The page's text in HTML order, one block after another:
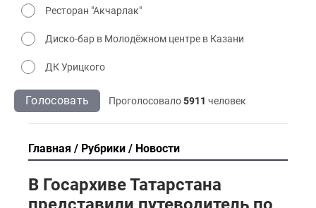
Ресторан "Акчарлак"
Диско-бар в Молодёжном центре в Казани
ДК Урицкого
Голосовать Проголосовало5911 человек
Главная Рубрики Новости
В Госархиве Татарстана